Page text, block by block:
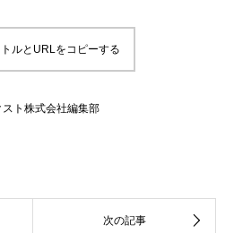
ルとURLをコピーする
ト株式会社編集部